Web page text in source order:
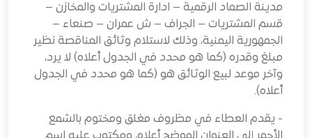
مدينة الصماد الرقمية – ادارة المشتريات والمخازن –
قسم المشتريات – الجراف – ش عمران – صنعاء –
الجمهورية اليمنية، وذلك لاستلام وثائق المناقصة نظير
مبلغ وقدره (كما هو محدد في الجدول أعلاه) لا يرد،
وآخر موعد لبيع الوثائق هو (كما هو محدد في الجدول
أعلاه).
- يقدم العطاء في مظروف مغلق ومختوم بالشمع